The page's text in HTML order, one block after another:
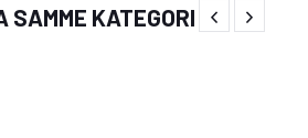
SAMME KATEGORI
bedste? Køb din kattemad
hos CatShop!